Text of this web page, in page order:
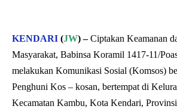
KENDARI (JW) –Ciptakan Keamanan
Masyarakat, Babinsa Koramil 1417-11/
melakukan Komunikasi Sosial (Komsos)
Penghuni Kos – kosan, bertempat di
Kecamatan Kambu, Kota Kendari,